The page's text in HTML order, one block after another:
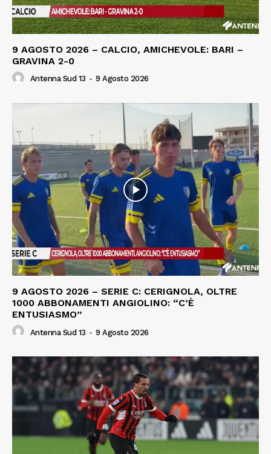
9 AGOSTO 2026 – CALCIO, AMICHEVOLE: BARI –
GRAVINA 2-0
Antenna Sud 13 - 9 Agosto 2026
9 AGOSTO 2026 – SERIE C: CERIGNOLA, OLTRE
1000 ABBONAMENTI ANGIOLINO: “C’È
ENTUSIASMO”
Antenna Sud 13 - 9 Agosto 2026